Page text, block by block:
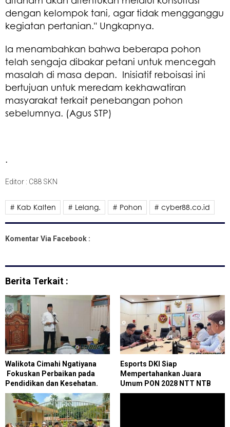
dengan kelompok tani, agar tidak mengganggu
kegiatan pertanian." Ungkapnya.
Ia menambahkan bahwa beberapa pohon
telah sengaja dibakar petani untuk mencegah
masalah di masa depan. Inisiatif reboisasi ini
bertujuan untuk meredam kekhawatiran
masyarakat terkait penebangan pohon
sebelumnya. (Agus STP)
.
Editor : C88 SKN
# Kab Kalten # Lelang. # Pohon # cyber88.co.id
Komentar Via Facebook :
Berita Terkait :
Walikota Cimahi Ngatiyana
Fokuskan Perbaikan pada
Pendidikan dan Kesehatan.
Esports DKI Siap
Mempertahankan Juara
Umum PON 2028 NTT NTB